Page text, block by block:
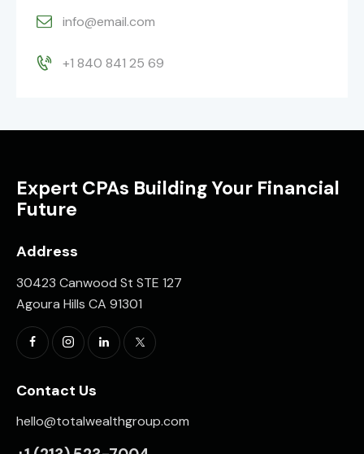
info@email.com
+1 840 841 25 69
Expert CPAs Building Your Financial
Future
Address
30423 Canwood St STE 127
Agoura Hills CA 91301
Contact Us
hello@totalwealthgroup.com